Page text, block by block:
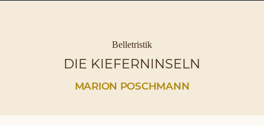
Die
|
Café
Sassnitz
Kategorien
Belletristik
DIE KIEFERNINSELN
MARION POSCHMANN